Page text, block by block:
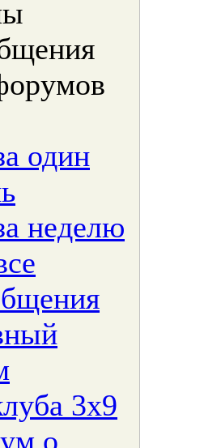
один
неделю
3х9
о